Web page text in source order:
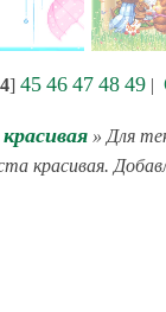
] 45 46 47 48 49|
» Для
красивая.